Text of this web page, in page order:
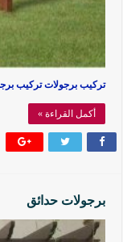
تركيب برجولات تركيب
أكمل القراءة »
برجولات حدائق